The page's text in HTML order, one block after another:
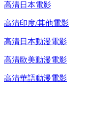
高清日本電影
高清印度/其他電影
高清日本動漫電影
高清歐美動漫電影
高清華語動漫電影